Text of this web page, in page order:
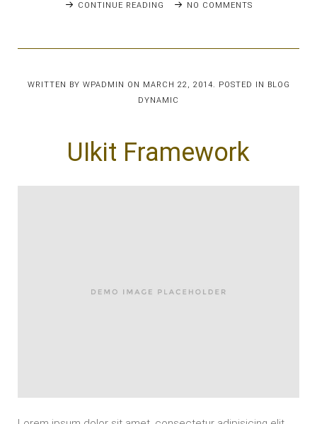
CONTINUE READING NO COMMENTS
WRITTEN BY WPADMIN ON MARCH 22, 2014. POSTED IN BLOG
DYNAMIC
UIkit Framework